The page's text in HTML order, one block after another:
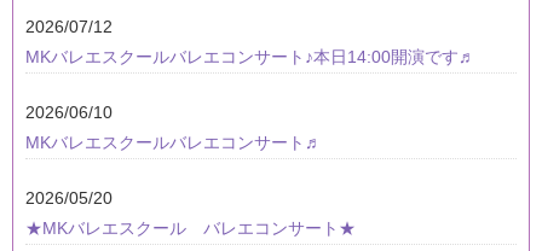
2026/07/12
MKバレエスクールバレエコンサート♪本日14:00開演です♬
2026/06/10
MKバレエスクールバレエコンサート♬
2026/05/20
★MKバレエスクール バレエコンサート★